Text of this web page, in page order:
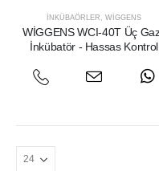
İNKÜBAÖRLER WIGGENS
WİGGENS WCI-40T Üç
İnkübatör - Hassas Kontrol